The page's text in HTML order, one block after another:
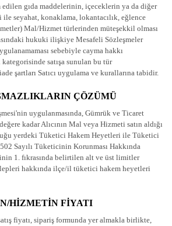
edilen gıda maddelerinin, içeceklerin ya da diğer
seyahat, konaklama, lokantacılık, eğlence
Mal/Hizmet türlerinden müteşekkil olması
hukuki ilişkiye Mesafeli Sözleşmeler
sebebiyle cayma hakkı
satışa sunulan bu tür
şartları Satıcı uygulama ve kurallarına tabidir.
ÇÖZÜMÜ
uygulanmasında, Gümrük ve Ticaret
kadar Alıcının Mal veya Hizmeti satın aldığı
yerdeki Tüketici Hakem Heyetleri ile Tüketici
Sayılı Tüketicinin Korunması Hakkında
1. fıkrasında belirtilen alt ve üst limitler
hakkında ilçe/il tüketici hakem heyetleri
HİZMETİN FİYATI
fiyatı, sipariş formunda yer almakla birlikte,